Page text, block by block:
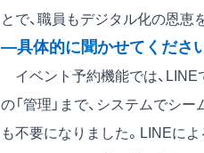
とで、職員もデジタル化の恩恵
―具体的に聞かせてください
イベント予約機能では、LINE
の「管理」まで、システムでシ
も不要になりました。LINEに